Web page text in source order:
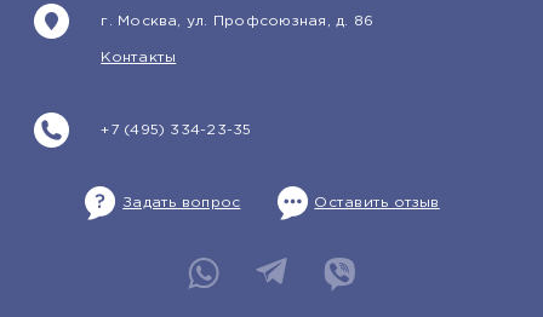
+7 (495) 334-23-35
г. Москва, ул. Профсоюзная, д. 86
Контакты
Задать вопрос Оставить отзыв